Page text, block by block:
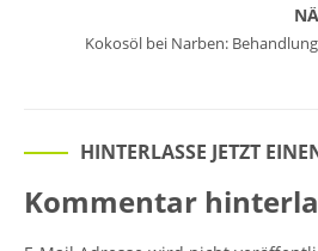
Kokosöl bei Narben:
HINTERLASSE JETZT
Kommentar